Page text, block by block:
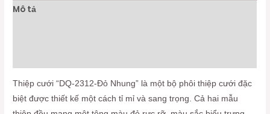
Mô tả
Thiệp cưới “DQ-2312-Đỏ Nhung” là một bộ phôi thiệp cưới đặc
biệt được thiết kế một cách tỉ mỉ và sang trọng. Cả hai mẫu